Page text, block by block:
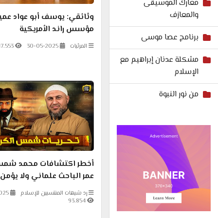
معارك الموسيقى
والمعازف
برنامج عصا موسى
مشكلة عدنان إبراهيم مع
الإسلام
من نور النبوة
وثائقي: يوسف أبو عواد
مؤسس راند الأمريكية
المرئيات 30-05-2025
أخطر اكتشافات محمد
عمر الباحث علماني ولا يؤمن
رد شبهات المنتسبين للإسلام
93.854